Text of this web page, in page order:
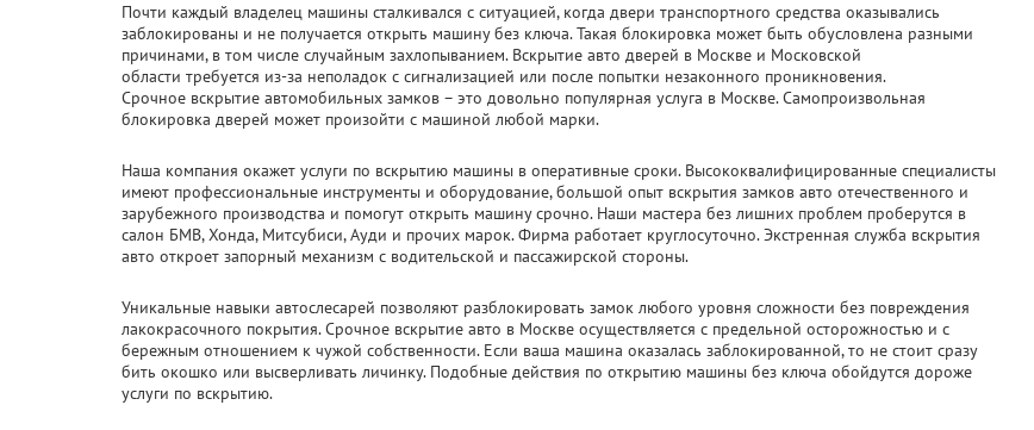
Почти каждый владелец машины сталкивался с ситуацией, когда двери транспортного средства оказывались
заблокированы и не получается открыть машину без ключа. Такая блокировка может быть обусловлена разными
причинами, в том числе случайным захлопыванием. Вскрытие авто дверей в Москве и Московской
области требуется из-за неполадок с сигнализацией или после попытки незаконного проникновения.
Срочное вскрытие автомобильных замков – это довольно популярная услуга в Москве. Самопроизвольная
блокировка дверей может произойти с машиной любой марки.
Наша компания окажет услуги по вскрытию машины в оперативные сроки. Высококвалифицированные специалисты
имеют профессиональные инструменты и оборудование, большой опыт вскрытия замков авто отечественного и
зарубежного производства и помогут открыть машину срочно. Наши мастера без лишних проблем проберутся в
салон БМВ, Хонда, Митсубиси, Ауди и прочих марок. Фирма работает круглосуточно. Экстренная служба вскрытия
авто откроет запорный механизм с водительской и пассажирской стороны.
Уникальные навыки автослесарей позволяют разблокировать замок любого уровня сложности без повреждения
лакокрасочного покрытия. Срочное вскрытие авто в Москве осуществляется с предельной осторожностью и с
бережным отношением к чужой собственности. Если ваша машина оказалась заблокированной, то не стоит сразу
бить окошко или высверливать личинку. Подобные действия по открытию машины без ключа обойдутся дороже
услуги по вскрытию.